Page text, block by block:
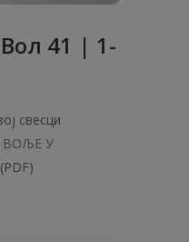
41 | 1-
свесци
ВОЉЕ У
(PDF)